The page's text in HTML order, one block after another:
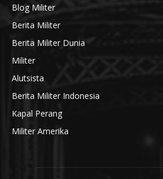
Blog Militer
Berita Militer
Berita Militer Dunia
Militer
Alutsista
Berita Militer Indonesia
Kapal Perang
Militer Amerika